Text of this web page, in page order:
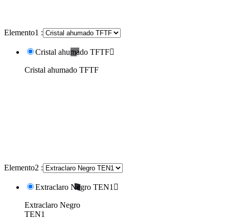
Elemento1 :
Cristal ahumado TFTF
Cristal ahumado TFTF
Elemento2 :
Extraclaro Negro TEN1 
Extraclaro Negro
TEN1